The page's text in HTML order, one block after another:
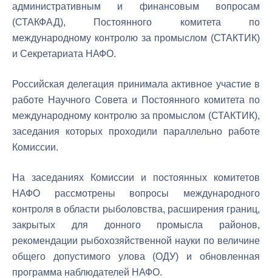
административным и финансовым вопросам
(СТАКФАД), Постоянного комитета по
международному контролю за промыслом (СТАКТИК)
и Секретариата НАФО.
Российская делегация принимала активное участие в
работе Научного Совета и Постоянного комитета по
международному контролю за промыслом (СТАКТИК),
заседания которых проходили параллельно работе
Комиссии.
На заседаниях Комиссии и постоянных комитетов
НАФО рассмотрены вопросы международного
контроля в области рыболовства, расширения границ,
закрытых для донного промысла районов,
рекомендации рыбохозяйственной науки по величине
общего допустимого улова (ОДУ) и обновленная
программа наблюдателей НАФО.